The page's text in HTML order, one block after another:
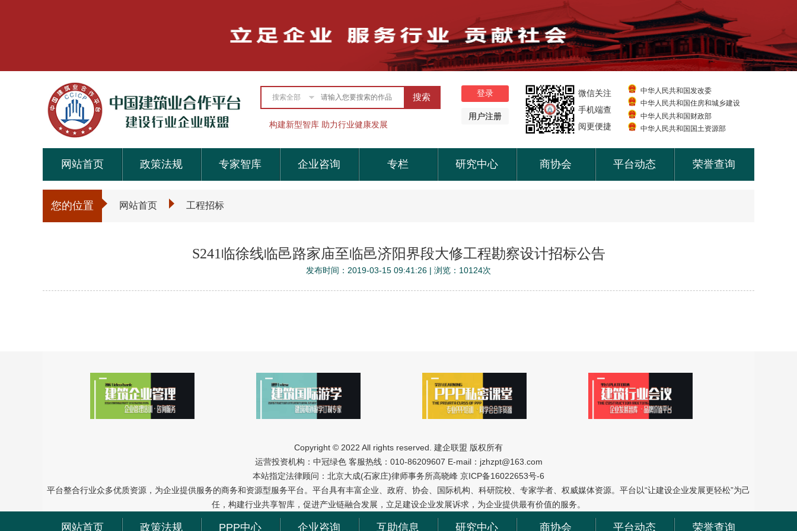
搜索全部
构建新型智库 助力行业健康发展
微信关注
手机端查
阅更便捷
中华人民共和国发改委
中华人民共和国住房和城乡建设
中华人民共和国财政部
中华人民共和国国土资源部
网站首页 政策法规 专家智库 企业咨询 专栏 研究中心 商协会 平台动态 荣誉查询
您的位置 网站首页 工程招标
S241临徐线临邑路家庙至临邑济阳界段大修工程勘察设计招标公告
发布时间：2019-03-15 09:41:26 | 浏览：10124次
Copyright © 2022 All rights reserved. 建企联盟 版权所有
运营投资机构：中冠绿色 客服热线：010-86209607 E-mail：jzhzpt@163.com
本站指定法律顾问：北京大成(石家庄)律师事务所高晓峰 京ICP备16022653号-6
平台整合行业众多优质资源，为企业提供服务的商务和资源型服务平台。平台具有丰富企业、政府、协会、国际机构、科研院校、专家学者、权威媒体资源。平台以“让建设企业发展更轻松”为己
任，构建行业共享智库，促进产业链融合发展，立足建设企业发展诉求，为企业提供最有价值的服务。
网站首页 政策法规 PPP中心 企业咨询 互助信息 研究中心 商协会 平台动态 荣誉查询